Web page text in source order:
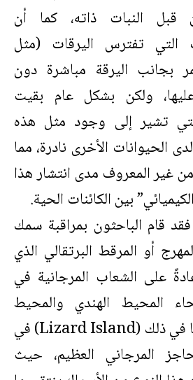
النبات ذاته، كما أن
التي تفترس اليرقات (مثل
بجانب اليرقة مباشرة دون
ولكن بشكل عام بقيت
تشير إلى وجود مثل هذه
الحيوانات الأخرى نادرة، مما
غير المعروف مدى انتشار هذا
بين الكائنات الحية.
فقد قام الباحثون بمراقبة سمك
أو المرقط البرتقالي الذي
على الشعاب المرجانية في
المحيط الهندي والمحيط
الهادئ، بما في ذلك (Lizard Island) في
المرجاني العظيم، حيث